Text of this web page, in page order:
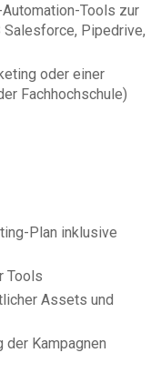
Tools zur
Salesforce, Pipedrive,
oder einer
Fachhochschule)
Plan inklusive
Tools
Assets und
der Kampagnen